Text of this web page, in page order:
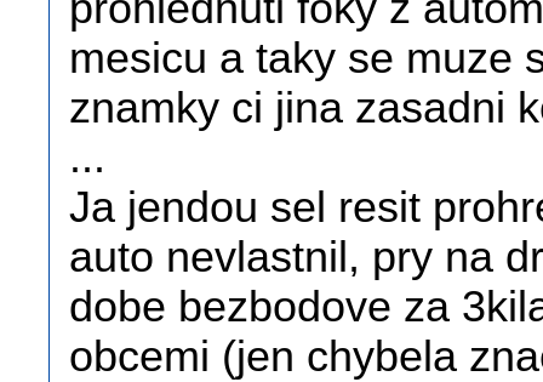
mesicu a taky se muze
znamky ci jina zasadni
...
Ja jendou sel resit
auto nevlastnil, pry na
dobe bezbodove za
obcemi (jen chybela